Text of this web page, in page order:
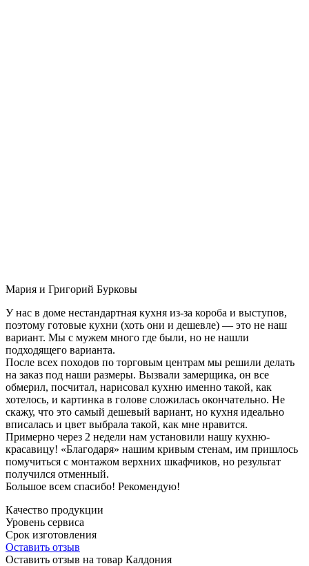
Мария и Григорий Бурковы
У нас в доме нестандартная кухня из-за короба и выступов,
поэтому готовые кухни (хоть они и дешевле) — это не наш
вариант. Мы с мужем много где были, но не нашли
подходящего варианта.
После всех походов по торговым центрам мы решили делать
на заказ под наши размеры. Вызвали замерщика, он все
обмерил, посчитал, нарисовал кухню именно такой, как
хотелось, и картинка в голове сложилась окончательно. Не
скажу, что это самый дешевый вариант, но кухня идеально
вписалась и цвет выбрала такой, как мне нравится.
Примерно через 2 недели нам установили нашу кухню-
красавицу! «Благодаря» нашим кривым стенам, им пришлось
помучиться с монтажом верхних шкафчиков, но результат
получился отменный.
Большое всем спасибо! Рекомендую!
Качество продукции
Уровень сервиса
Срок изготовления
Оставить отзыв
Оставить отзыв на товар Калдония